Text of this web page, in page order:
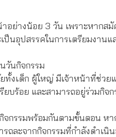
อย่างน้อย 3 วัน เพราะหากสมั
ป็นอุปสรรคในการเตรียมงานแ
วันกิจกรรม
ทั้งเด็ก ผู้ใหญ่ มีเจ้าหน้าที่ช่ว
ร้อย และสามารถอยู่ร่วมกิจก
จกรรมพร้อมกันตามขั้นตอน ห
ถละจากกิจกรรมที่กำลังดำเนิ